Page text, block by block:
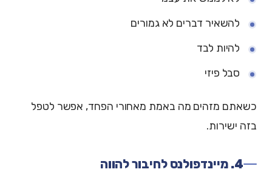
להשאיר דברים לא גמורים
להיות לבד
סבל פיזי
כשאתם מזהים מה באמת מאחורי הפחד, אפשר לטפל
בזה ישירות.
4. מיינדפולנס לחיבור להווה